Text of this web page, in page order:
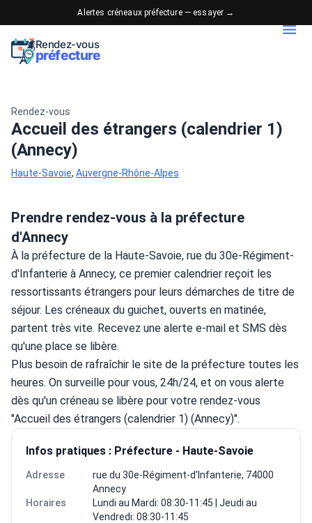
Alertes créneaux préfecture — essayer →
Rendez-vous
préfecture
Rendez-vous
Accueil des étrangers (calendrier 1)
(Annecy)
Haute-Savoie, Auvergne-Rhône-Alpes
Prendre rendez-vous à la préfecture
d'Annecy
À la préfecture de la Haute-Savoie, rue du 30e-Régiment-
d'Infanterie à Annecy, ce premier calendrier reçoit les
ressortissants étrangers pour leurs démarches de titre de
séjour. Les créneaux du guichet, ouverts en matinée,
partent très vite. Recevez une alerte e-mail et SMS dès
qu'une place se libère.
Plus besoin de rafraîchir le site de la préfecture toutes les
heures. On surveille pour vous, 24h/24, et on vous alerte
dès qu'un créneau se libère pour votre rendez-vous
"Accueil des étrangers (calendrier 1) (Annecy)".
Infos pratiques : Préfecture - Haute-Savoie
Adresse
rue du 30e-Régiment-d'Infanterie, 74000
Annecy
Horaires
Lundi au Mardi: 08:30-11:45 | Jeudi au
Vendredi: 08:30-11:45